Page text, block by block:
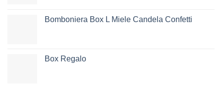
Bomboniera Box L Miele Candela Confetti
Box Regalo